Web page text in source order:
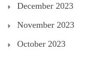
December 2023
November 2023
October 2023